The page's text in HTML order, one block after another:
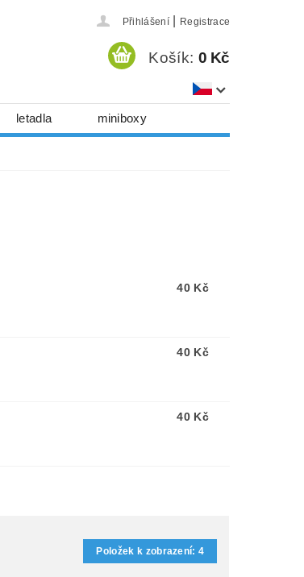
Přihlášení Registrace
Košík: 0 Kč
letadla miniboxy
40 Kč
40 Kč
40 Kč
Položek k zobrazení:4